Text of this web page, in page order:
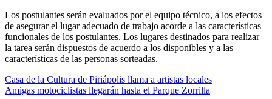
Los postulantes serán evaluados por el equipo técnico, a los efectos
de asegurar el lugar adecuado de trabajo acorde a las características
funcionales de los postulantes. Los lugares destinados para realizar
la tarea serán dispuestos de acuerdo a los disponibles y a las
características de las personas sorteadas.
Navegación
Casa de la Cultura de Piriápolis llama a artistas locales
Amigas motociclistas llegarán hasta el Parque Zorrilla